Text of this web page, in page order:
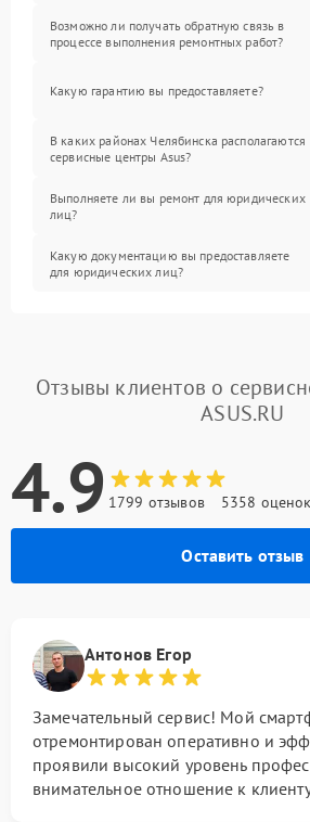
Возможно ли получать обратную связь в
процессе выполнения ремонтных работ?
Какую гарантию вы предоставляете?
В каких районах Челябинска располагаются
сервисные центры Asus?
Выполняете ли вы ремонт для юридических
лиц?
Какую документацию вы предоставляете
для юридических лиц?
Отзывы клиентов о
ASUS.RU
4.9 1799 отзывов 5358 оценок
Оставить отзыв
Антонов Егор
Замечательный сервис! Мой
отремонтирован оперативно и
проявили высокий уровень
внимательное отношение к